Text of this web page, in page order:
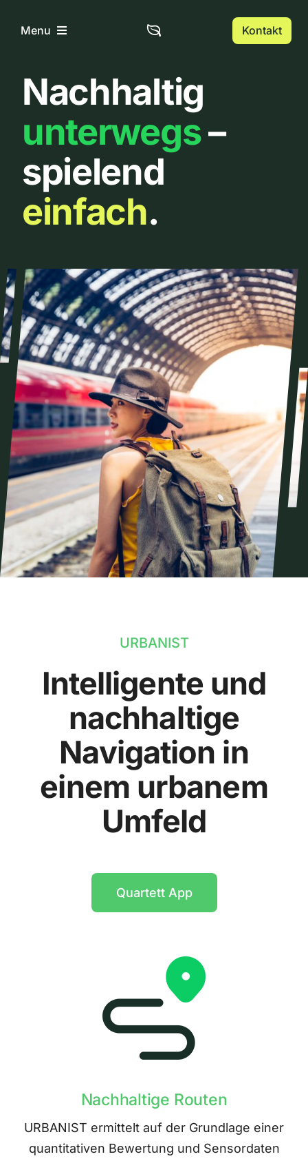
InhaltMenu
Home
Über uns
Urbanlist
Kontakt
Nachhaltig
unterwegs–
spielend
einfach.
URBANIST
Intelligente und
nachhaltige
Navigation in
einem urbanem
Umfeld
Quartett App
Nachhaltige Routen
URBANIST ermittelt auf der Grundlage einer
quantitativen Bewertung und Sensordaten